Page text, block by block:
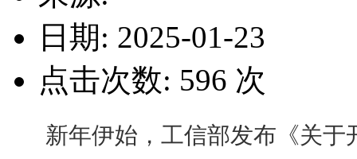
日期: 2025-01-23
点击次数: 596 次
新年伊始，工信部发布《关于